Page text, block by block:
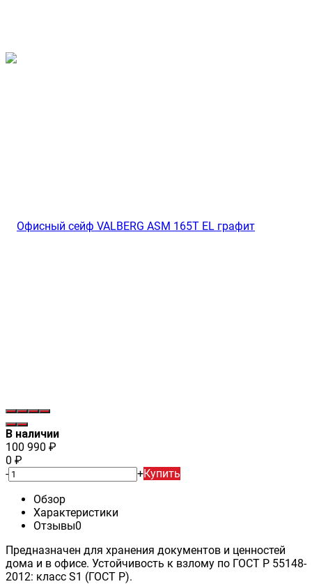
В наличии
100 990 ₽
0 ₽
-
+Купить
Обзор
Характеристики
Отзывы0
Предназначен для хранения документов и ценностей
дома и в офисе. Устойчивость к взлому по ГОСТ Р 55148-
2012: класс S1 (ГОСТ Р).